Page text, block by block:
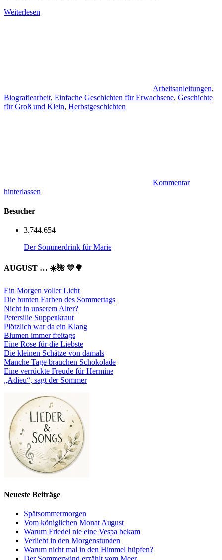
Weiterlesen
Arbeitsanleitungen,
Biografiearbeit, Einfache Geschichten für Erwachsene, Geschichte
für Groß und Klein, Herbstgeschichten
Kommentar
hinterlassen
Besucher
3.744.654
Der Sommerdrink für Marie
AUGUST … ☀️🌺 💛🌳
Ein Morgen voller Licht
Die bunten Farben des Sommertags
Nicht in unserem Alter?
Petersilie Suppenkraut
Plötzlich war da ein Klang
Blumen immer freitags
Eine Rose für die Liebste
Die kleinen Schätze von damals
Manche Tage brauchen Schokolade
Eine verrückte Freude für Hermine
„Adieu“, sagt der Sommer
Neueste Beiträge
Spätsommermorgen
Vom königlichen Monat August
Warum Friedel nie eine Vespa bekam
Verliebt in den Morgenstunden
Warum nicht mal in den Himmel hüpfen?